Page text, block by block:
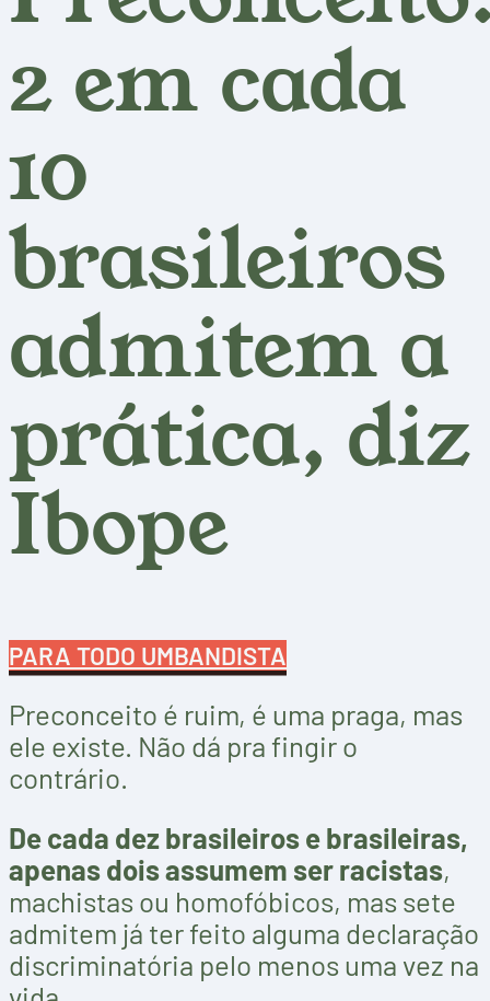
2 em cada
10
brasileiros
admitem a
prática, diz
Ibope
PARA TODO UMBANDISTA
Preconceito é ruim, é uma praga, mas
ele existe. Não dá pra fingir o
contrário.
De cada dez brasileiros e brasileiras,
apenas dois assumem ser racistas,
machistas ou homofóbicos, mas sete
admitem já ter feito alguma declaração
discriminatória pelo menos uma vez na